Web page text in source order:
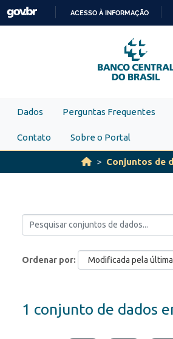
Skip to main content
PARA
O
CONTEÚDO
ACESSO À INFORMAÇÃO
Dados Perguntas Frequentes
Contato Sobre o Portal
Conjuntos de
Ordenar por
1 conjunto de dados